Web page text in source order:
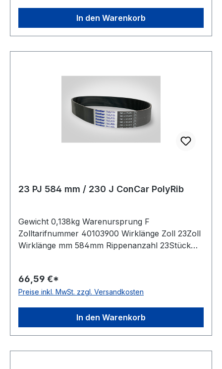
In den Warenkorb
23 PJ 584 mm / 230 J ConCar PolyRib
Gewicht 0,138kg Warenursprung F
Zolltarifnummer 40103900 Wirklänge Zoll 23Zoll
Wirklänge mm 584mm Rippenanzahl 23Stück
Neoprene Zugstrang Polyester Rippenabstand
2,34mm Höhe 3,3mm
66,59 €*
Preise inkl. MwSt. zzgl. Versandkosten
In den Warenkorb